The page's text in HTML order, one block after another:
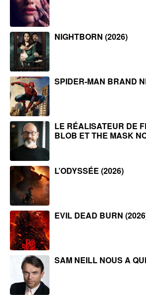
NIGHTBORN (2026)
SPIDER-MAN BRAND
LE RÉALISATEUR DE
BLOB ET THE MASK
L’ODYSSÉE (2026)
EVIL DEAD BURN
SAM NEILL NOUS A